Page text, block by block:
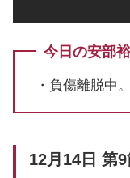
今日の安部
・負傷離脱中。
12月14日 第